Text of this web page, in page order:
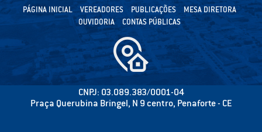
PÁGINA INICIAL VEREADORES PUBLICAÇÕES
MESA DIRETORA
OUVIDORIA
CONTAS PÚBLICAS
CNPJ: 03.089.383/0001-04
Praça Querubina Bringel, N 9 centro, Penaforte - CE